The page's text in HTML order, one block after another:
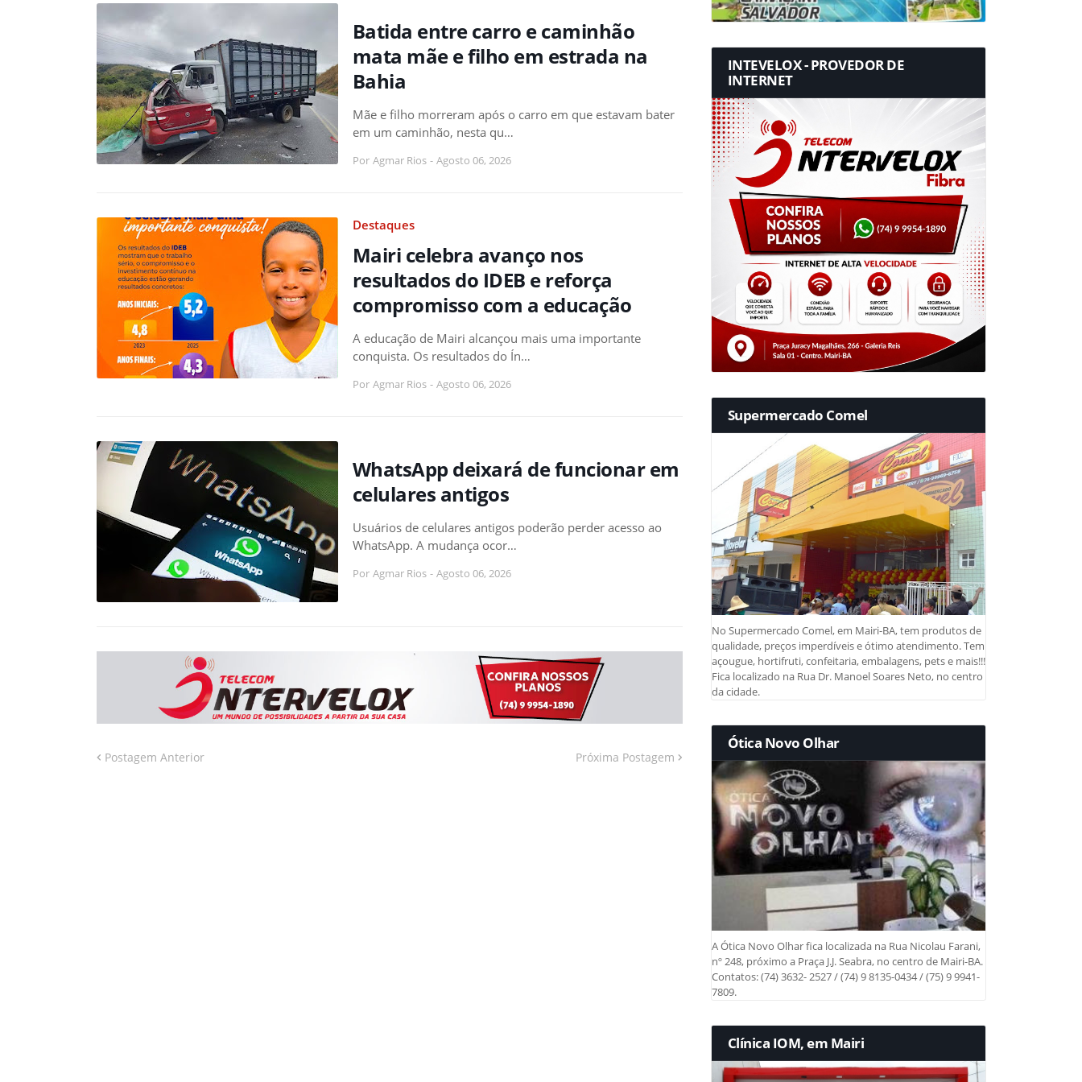
Batida entre carro e caminhão
mata mãe e filho em estrada na
Bahia
Mãe e filho morreram após o carro em que estavam bater
em um caminhão, nesta qu…
Por Agmar Rios - Agosto 06, 2026
Destaques
Mairi celebra avanço nos
resultados do IDEB e reforça
compromisso com a educação
A educação de Mairi alcançou mais uma importante
conquista. Os resultados do Ín…
Por Agmar Rios - Agosto 06, 2026
WhatsApp deixará de funcionar em
celulares antigos
Usuários de celulares antigos poderão perder acesso ao
WhatsApp. A mudança ocor…
Por Agmar Rios - Agosto 06, 2026
Postagem Anterior Próxima Postagem
INTEVELOX - PROVEDOR DE
INTERNET
Supermercado Comel
No Supermercado Comel, em Mairi-BA, tem produtos de
qualidade, preços imperdíveis e ótimo atendimento. Tem
açougue, hortifruti, confeitaria, embalagens, pets e mais!!!
Fica localizado na Rua Dr. Manoel Soares Neto, no centro
da cidade.
Ótica Novo Olhar
A Ótica Novo Olhar fica localizada na Rua Nicolau Farani,
nº 248, próximo a Praça J.J. Seabra, no centro de Mairi-BA.
Contatos: (74) 3632- 2527 / (74) 9 8135-0434 / (75) 9 9941-
7809.
Clínica IOM, em Mairi